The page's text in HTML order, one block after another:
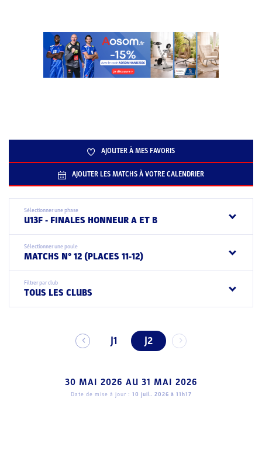
AJOUTER À MES FAVORIS
AJOUTER LES MATCHS À VOTRE CALENDRIER
Sélectionner une phase
U13F - FINALES HONNEUR A ET B
Sélectionner une poule
MATCHS N° 12 (PLACES 11-12)
Filtrer par club
TOUS LES CLUBS
J1 J2
30 MAI 2026 AU 31 MAI 2026
Date de mise à jour : 10 juil. 2026 à 11h17